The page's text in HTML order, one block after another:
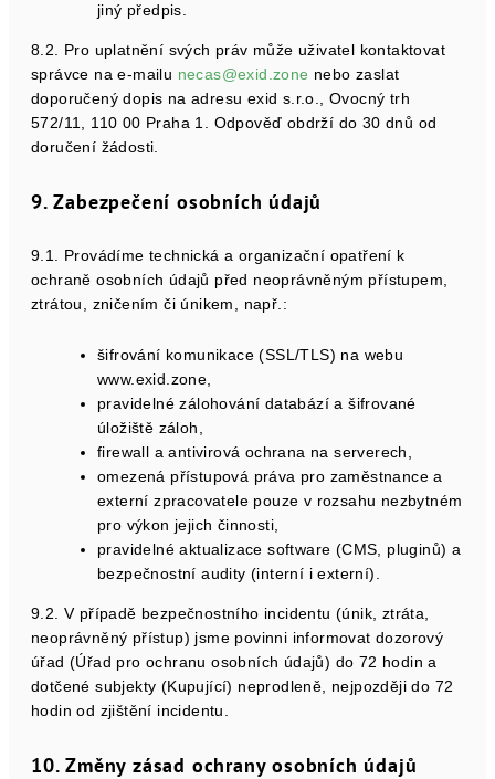
jiný předpis.
8.2. Pro uplatnění svých práv může uživatel kontaktovat
správce na e-mailu necas@exid.zone nebo zaslat
doporučený dopis na adresu exid s.r.o., Ovocný trh
572/11, 110 00 Praha 1. Odpověď obdrží do 30 dnů od
doručení žádosti.
9. Zabezpečení osobních údajů
9.1. Provádíme technická a organizační opatření k
ochraně osobních údajů před neoprávněným přístupem,
ztrátou, zničením či únikem, např.:
šifrování komunikace (SSL/TLS) na webu
www.exid.zone,
pravidelné zálohování databází a šifrované
úložiště záloh,
firewall a antivirová ochrana na serverech,
omezená přístupová práva pro zaměstnance a
externí zpracovatele pouze v rozsahu nezbytném
pro výkon jejich činnosti,
pravidelné aktualizace software (CMS, pluginů) a
bezpečnostní audity (interní i externí).
9.2. V případě bezpečnostního incidentu (únik, ztráta,
neoprávněný přístup) jsme povinni informovat dozorový
úřad (Úřad pro ochranu osobních údajů) do 72 hodin a
dotčené subjekty (Kupující) neprodleně, nejpozději do 72
hodin od zjištění incidentu.
10. Změny zásad ochrany osobních údajů